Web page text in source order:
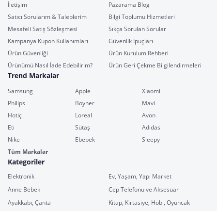
İletişim
Pazarama Blog
Satıcı Sorularım & Taleplerim
Bilgi Toplumu Hizmetleri
Mesafeli Satış Sözleşmesi
Sıkça Sorulan Sorular
Kampanya Kupon Kullanımları
Güvenlik İpuçları
Ürün Güvenliği
Ürün Kurulum Rehberi
Ürünümü Nasıl İade Edebilirim?
Ürün Geri Çekme Bilgilendirmeleri
Trend Markalar
Samsung Apple
Xiaomi
Philips
Boyner
Mavi
Hotiç
Loreal
Avon
Eti
Sütaş
Adidas
Nike
Ebebek
Sleepy
Tüm Markalar
Kategoriler
Elektronik
Ev, Yaşam, Yapı Market
Anne Bebek
Cep Telefonu ve Aksesuar
Ayakkabı, Çanta
Kitap, Kırtasiye, Hobi, Oyuncak